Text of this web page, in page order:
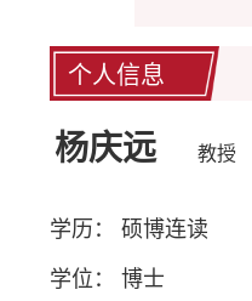
个人信息
杨庆远 教授
学历： 硕博连读
学位： 博士